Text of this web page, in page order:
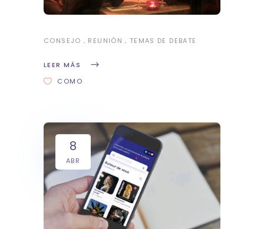
CONSEJO REUNIÓN TEMAS DE DEBATE
LEER MÁS
COMO
8
ABR